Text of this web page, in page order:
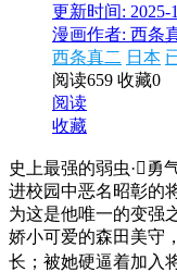
更新时间: 2025-
漫画作者: 西条
西条真二 日本
阅读659 收藏0
阅读
收藏
史上最强的弱虫·勇
进校园中恶名昭彰的
为这是他唯一的变强
娇小可爱的森田美守
长；被她硬逼着加入